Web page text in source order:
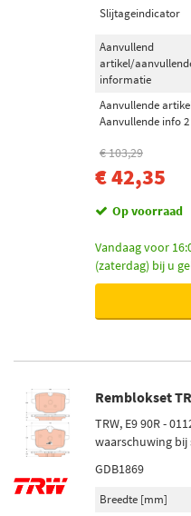
Slijtageindicator
Aanvullend
artikel/
informatie
Aanvullende
Aanvullende info 2
€ 103,29
€ 42,35
Op voorraad
Vandaag voor
(zaterdag) bij u
Remblokset
TRW, E9 90R -
waarschuwing
GDB1869
Breedte [mm]